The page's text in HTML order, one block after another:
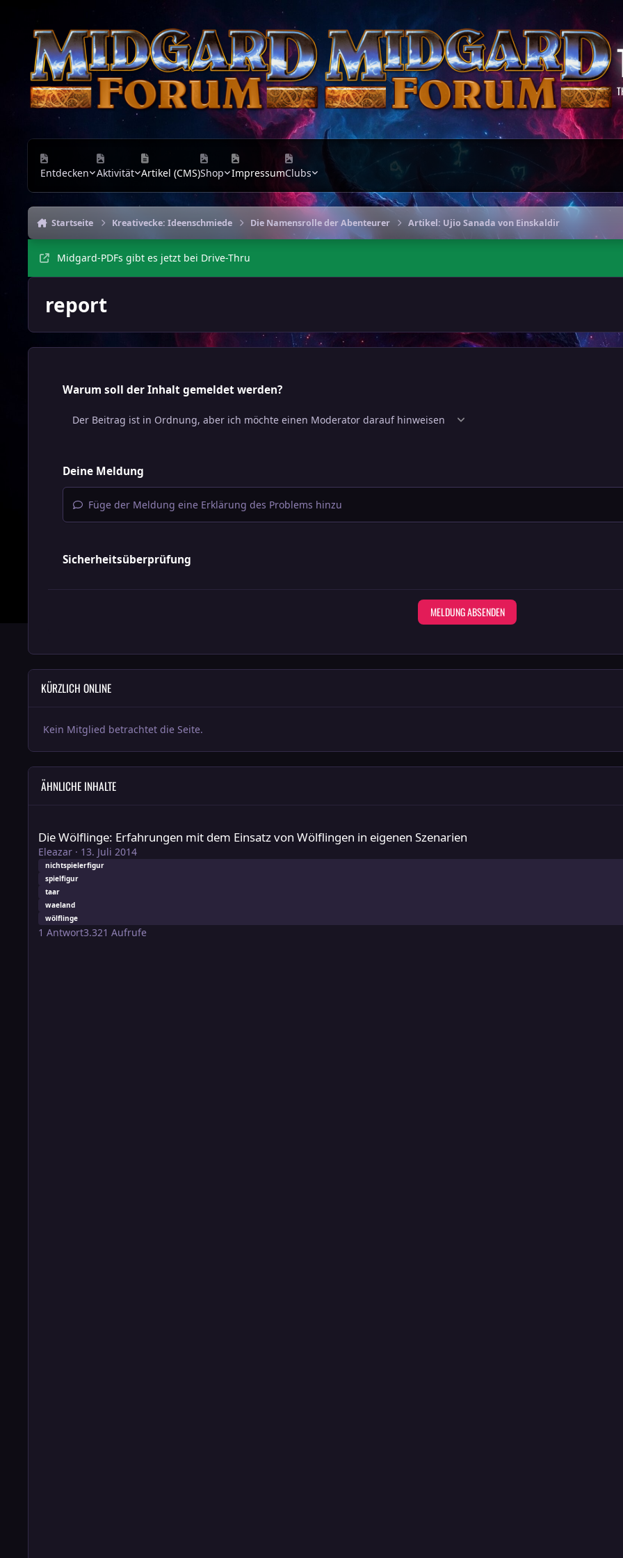
Entdecken Aktivität Artikel (CMS)Shop ImpressumClubs
Startseite Kreativecke: Ideenschmiede Die Namensrolle der Abenteurer Artikel: Ujio Sanada von Einskaldir
Midgard-PDFs gibt es jetzt bei Drive-Thru
report
Warum soll der Inhalt gemeldet werden?
Deine Meldung
Füge der Meldung eine Erklärung des Problems hinzu
Sicherheitsüberprüfung
MELDUNG ABSENDEN
KÜRZLICH ONLINE
Kein Mitglied betrachtet die Seite.
ÄHNLICHE INHALTE
Die Wölflinge: Erfahrungen mit dem Einsatz von Wölflingen in eigenen Szenarien
Eleazar · 13. Juli 2014
nichtspielerfigur
spielfigur
taar
waeland
wölflinge
1 Antwort3.321 Aufrufe